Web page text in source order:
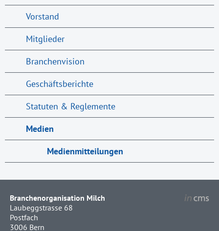
Vorstand
Mitglieder
Branchenvision
Geschäftsberichte
Statuten & Reglemente
Medien
Medienmitteilungen
Branchenorganisation Milch
Laubeggstrasse 68
Postfach
3006 Bern